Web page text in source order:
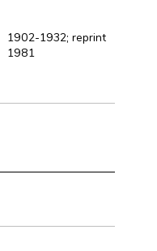
1902-1932; reprint
1981